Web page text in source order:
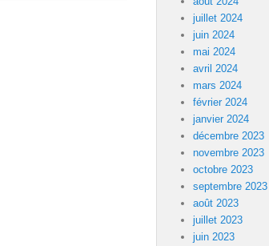
juillet 2024
juin 2024
mai 2024
avril 2024
mars 2024
février 2024
janvier 2024
décembre 2023
novembre 2023
octobre 2023
septembre 2023
août 2023
juillet 2023
juin 2023